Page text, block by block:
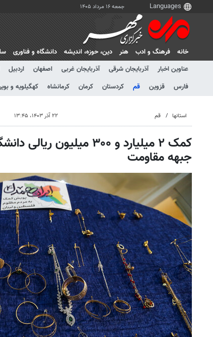
جمعه ۱۶ مرداد ۱۴۰۵
خانه فرهنگ و ادب هنر دين، حوزه، انديشه دانشگاه و فناوری
عناوین اخبار
آذربایجان شرقی آذربایجان غربی اصفهان اردبیل
فارس
قزوین قم کردستان کرمان کرمانشاه کهگیلویه و
استانها قم ۲۲ آذر ۱۴۰۳، ۱۳:۴۵
کمک ۲ میلیارد و ۳۰۰
جبهه مقاومت